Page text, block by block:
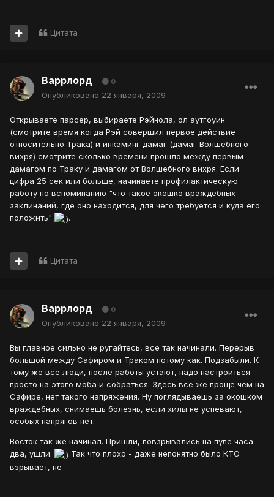
Цитата
Варрлорд 0
Опубликовано 22 января, 2009
Открываете парсер, выбираете Рэйнола, ол аутгоуин
(смотрите время когда Рэй совершил первое действие
относительно Трака) и инкаминг дамаг (дамаг Волшебного
вихря) смотрите сколько времени прошло между первым
дамагом по Траку и дамагом от Волшебного вихря. Если
цифра 25 сек или больше, начинаете профилактическую
работу по вспоминанию "что такое окошко враждебных
заклинаний, где оно находится, для чего требуется и куда его
положить"
.
Цитата
Варрлорд 0
Опубликовано 22 января, 2009
Вы главное сильно не ругайтесь, все так начинали. Перерыв
большой между Сафиром и Траком потому как. Подзабыли. К
тому же все люди, после работы устают, надо настроиться
просто на этого моба и собраться. Здесь всё же проще чем на
Сафире, нет такого напряжения. Ну поглядываешь за окошком
враждебных, снимаешь болезнь, если хилы не успевают,
особых напрягов нет.
Восток так же начинал. Пришли, повзрывались на пуле часа
два, ушли.
Так что плохо - даже непонятно было КТО
взрывает, не